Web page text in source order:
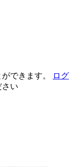
できます。
ログ
さい